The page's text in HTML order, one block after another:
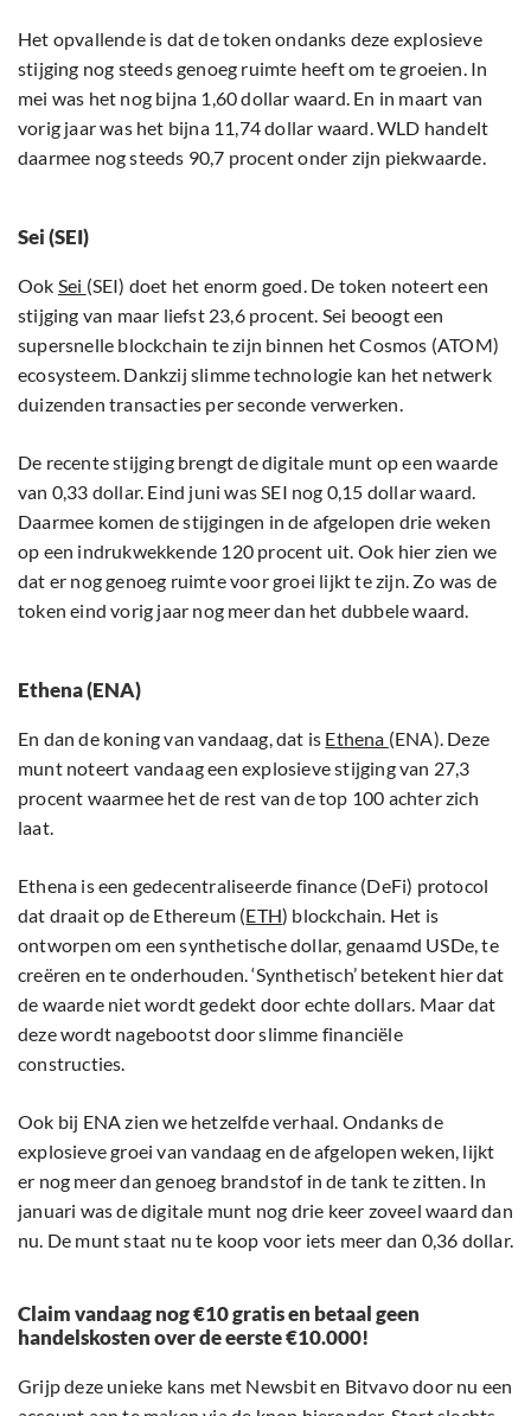
Het opvallende is dat de token ondanks deze explosieve
stijging nog steeds genoeg ruimte heeft om te groeien. In
mei was het nog bijna 1,60 dollar waard. En in maart van
vorig jaar was het bijna 11,74 dollar waard. WLD handelt
daarmee nog steeds 90,7 procent onder zijn piekwaarde.
Sei (SEI)
Ook Sei (SEI) doet het enorm goed. De token noteert een
stijging van maar liefst 23,6 procent. Sei beoogt een
supersnelle blockchain te zijn binnen het Cosmos (ATOM)
ecosysteem. Dankzij slimme technologie kan het netwerk
duizenden transacties per seconde verwerken.
De recente stijging brengt de digitale munt op een waarde
van 0,33 dollar. Eind juni was SEI nog 0,15 dollar waard.
Daarmee komen de stijgingen in de afgelopen drie weken
op een indrukwekkende 120 procent uit. Ook hier zien we
dat er nog genoeg ruimte voor groei lijkt te zijn. Zo was de
token eind vorig jaar nog meer dan het dubbele waard.
Ethena (ENA)
En dan de koning van vandaag, dat is Ethena (ENA). Deze
munt noteert vandaag een explosieve stijging van 27,3
procent waarmee het de rest van de top 100 achter zich
laat.
Ethena is een gedecentraliseerde finance (DeFi) protocol
dat draait op de Ethereum (ETH) blockchain. Het is
ontworpen om een synthetische dollar, genaamd USDe, te
creëren en te onderhouden. ‘Synthetisch’ betekent hier dat
de waarde niet wordt gedekt door echte dollars. Maar dat
deze wordt nagebootst door slimme financiële
constructies.
Ook bij ENA zien we hetzelfde verhaal. Ondanks de
explosieve groei van vandaag en de afgelopen weken, lijkt
er nog meer dan genoeg brandstof in de tank te zitten. In
januari was de digitale munt nog drie keer zoveel waard dan
nu. De munt staat nu te koop voor iets meer dan 0,36 dollar.
Claim vandaag nog €10 gratis en betaal geen
handelskosten over de eerste €10.000!
Grijp deze unieke kans met Newsbit en Bitvavo door nu een